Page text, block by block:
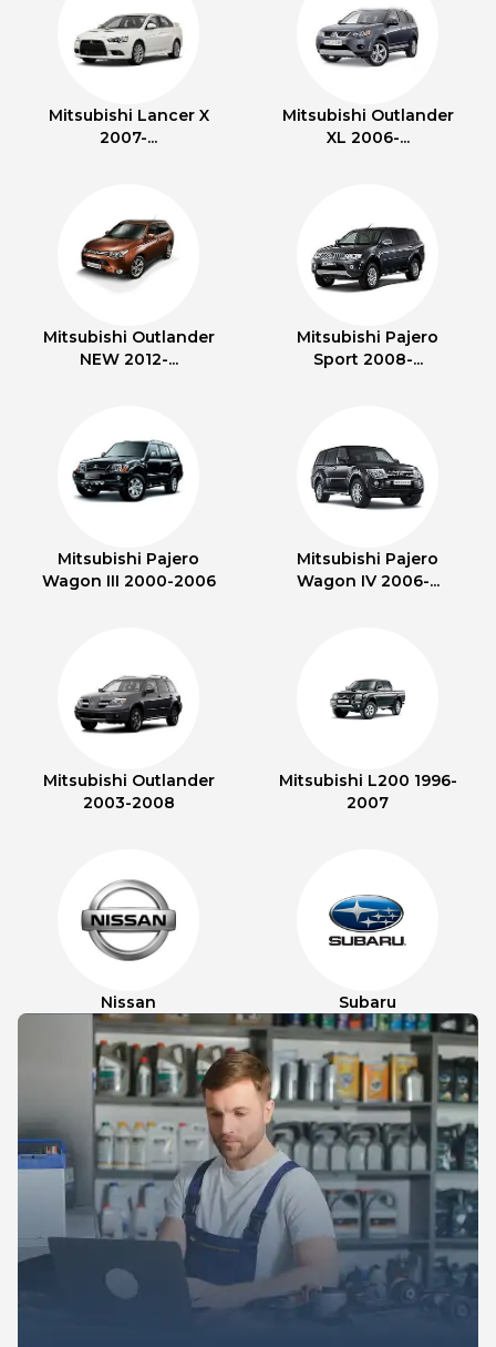
Mitsubishi Lancer X
2007-...
Mitsubishi Outlander
XL 2006-...
Mitsubishi Outlander
NEW 2012-...
Mitsubishi Pajero
Sport 2008-...
Mitsubishi Pajero
Wagon III 2000-2006
Mitsubishi Pajero
Wagon IV 2006-...
Mitsubishi Outlander
2003-2008
Mitsubishi L200 1996-
2007
Nissan Subaru